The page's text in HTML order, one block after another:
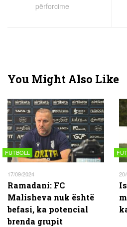
përforcime
You Might Also Like
FUTBOLL
17/09/2024
Ramadani: FC
Malisheva nuk është
befasi, ka potencial
brenda grupit